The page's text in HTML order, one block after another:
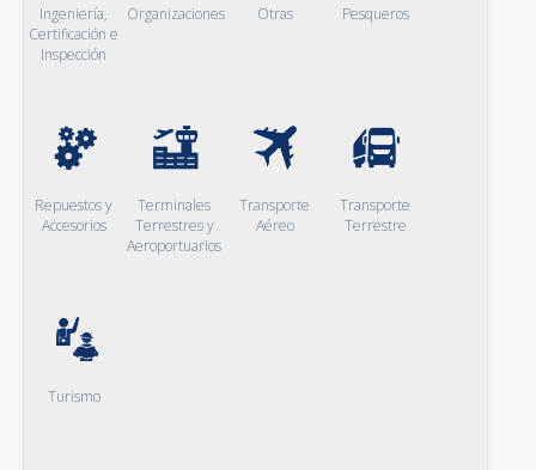
Ingeniería,
Certificación e
Inspección
Organizaciones Otras Pesqueros
Repuestos y
Accesorios
Terminales
Terrestres y
Aeroportuarios
Transporte
Aéreo
Transporte
Terrestre
Turismo